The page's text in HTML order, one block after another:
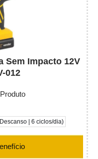
Sem Impacto 12V
012
| 6 ciclos/dia)